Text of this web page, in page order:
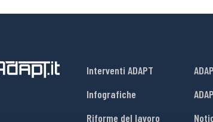
Interventi ADAPT
Infografiche
Riforme del lavoro